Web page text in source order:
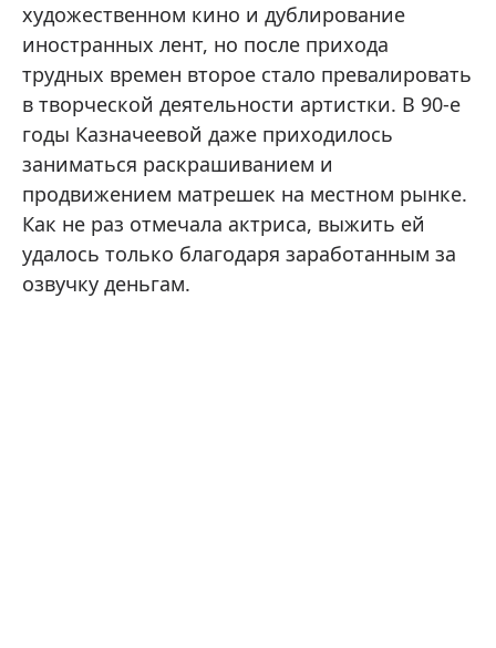
художественном кино и дублирование
иностранных лент, но после прихода
трудных времен второе стало превалировать
в творческой деятельности артистки. В 90-е
годы Казначеевой даже приходилось
заниматься раскрашиванием и
продвижением матрешек на местном рынке.
Как не раз отмечала актриса, выжить ей
удалось только благодаря заработанным за
озвучку деньгам.